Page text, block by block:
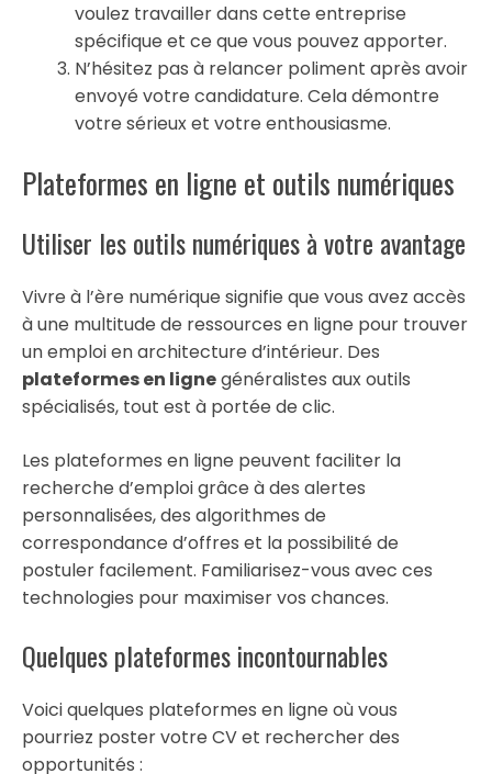
voulez travailler dans cette entreprise
spécifique et ce que vous pouvez apporter.
N’hésitez pas à relancer poliment après avoir
envoyé votre candidature. Cela démontre
votre sérieux et votre enthousiasme.
Plateformes en ligne et outils numériques
Utiliser les outils numériques à votre avantage
Vivre à l’ère numérique signifie que vous avez accès
à une multitude de ressources en ligne pour trouver
un emploi en architecture d’intérieur. Des
plateformes en lignegénéralistes aux outils
spécialisés, tout est à portée de clic.
Les plateformes en ligne peuvent faciliter la
recherche d’emploi grâce à des alertes
personnalisées, des algorithmes de
correspondance d’offres et la possibilité de
postuler facilement. Familiarisez-vous avec ces
technologies pour maximiser vos chances.
Quelques plateformes incontournables
Voici quelques plateformes en ligne où vous
pourriez poster votre CV et rechercher des
opportunités :